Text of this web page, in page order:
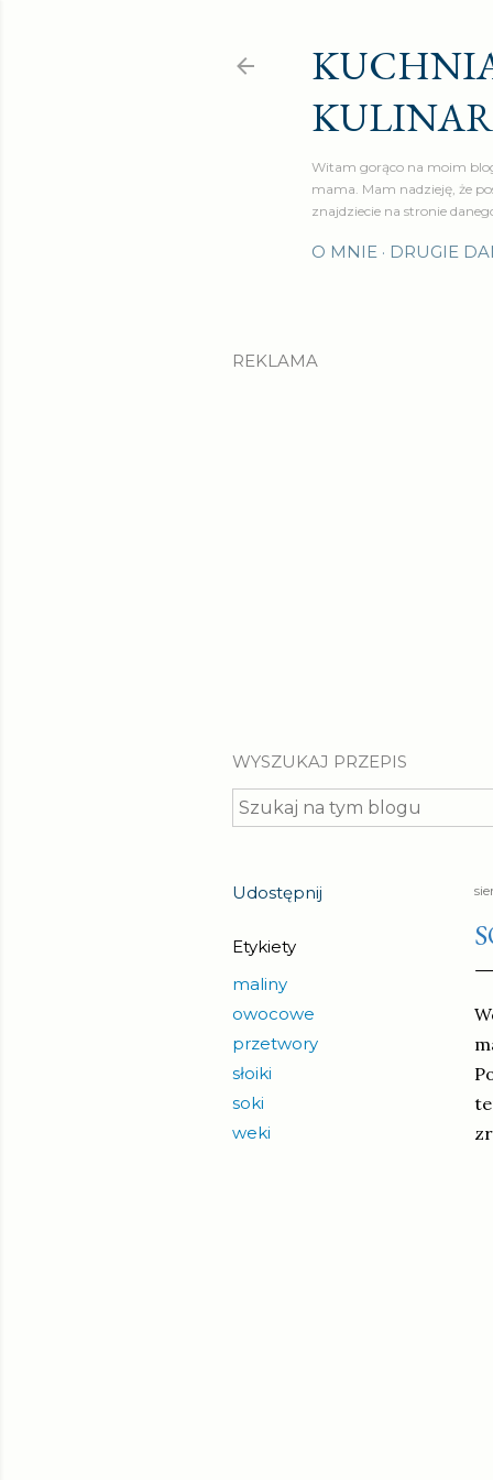
Witam gorąco na moim
mama. Mam nadzieję, że
znajdziecie na stronie
O MNIE DRUGIE
REKLAMA
WYSZUKAJ PRZEPIS
Udostępnij
Etykiety
maliny
owocowe
przetwory
słoiki
soki
weki